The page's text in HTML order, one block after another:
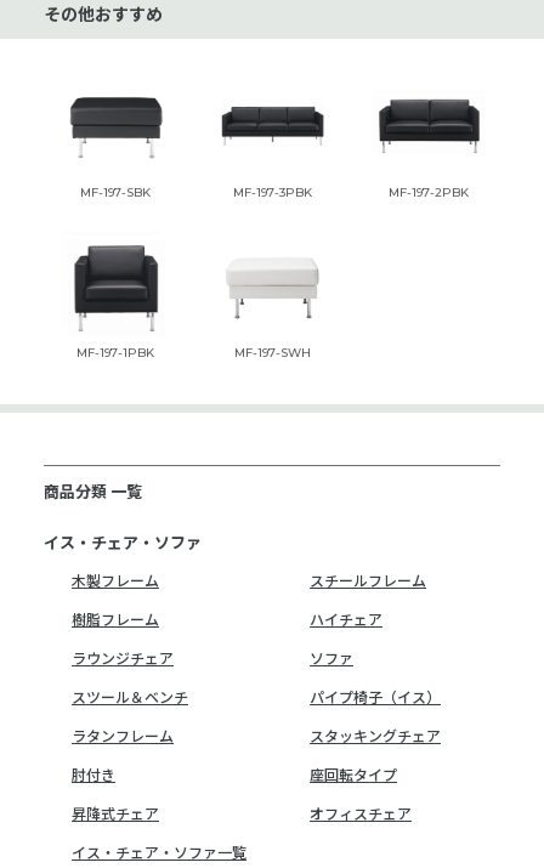
その他おすすめ
MF-197-SBK MF-197-3PBK MF-197-2PBK
MF-197-1PBK MF-197-SWH
商品分類 一覧
イス・チェア・ソファ
木製フレーム
スチールフレーム
樹脂フレーム
ハイチェア
ラウンジチェア
ソファ
スツール＆ベンチ
パイプ椅子（イス）
ラタンフレーム
スタッキングチェア
肘付き
座回転タイプ
昇降式チェア
オフィスチェア
イス・チェア・ソファ一覧